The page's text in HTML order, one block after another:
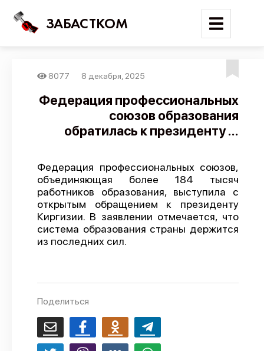
ЗАБАСТКОМ
Поиск
Трудовые конфликты
Отчеты
Предложить публикацию
Справочник
О проекте
Политика конфиденциальности
8077 8 декабря, 2025
Федерация профессиональных
союзов образования
обратилась к президенту ...
Федерация профессиональных союзов,
объединяющая более 184 тысяч
работников образования, выступила с
открытым обращением к президенту
Киргизии. В заявлении отмечается, что
система образования страны держится
из последних сил.
Поделиться